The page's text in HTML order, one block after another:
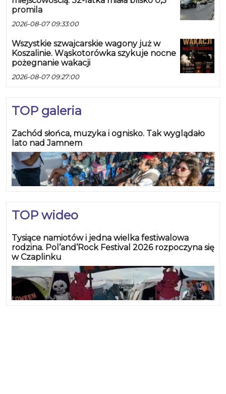
promila
2026-08-07 09:33:00
Wszystkie szwajcarskie wagony już w
Koszalinie. Wąskotorówka szykuje nocne
pożegnanie wakacji
2026-08-07 09:27:00
TOP galeria
Zachód słońca, muzyka i ognisko. Tak wyglądało
lato nad Jamnem
TOP wideo
Tysiące namiotów i jedna wielka festiwalowa
rodzina. Pol’and’Rock Festival 2026 rozpoczyna się
w Czaplinku